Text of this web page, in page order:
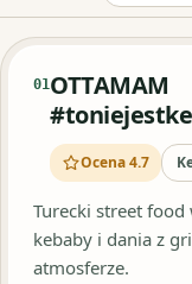
01OTTAMAM
Ocena 4.7
Turecki street
kebaby i dania z
atmosferze.